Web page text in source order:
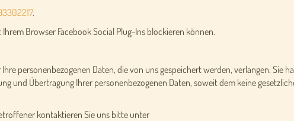
.
Browser Facebook Social Plug-Ins blockieren können.
personenbezogenen Daten, die von uns gespeichert werden, verlangen. Sie
und Übertragung Ihrer personenbezogenen Daten, soweit dem keine
kontaktieren Sie uns bitte unter